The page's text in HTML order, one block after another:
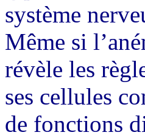
système
Même si
révèle les
ses cellules
de fonctions